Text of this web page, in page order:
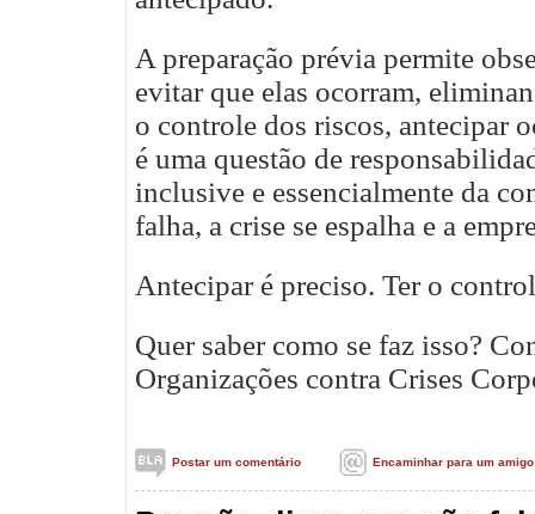
A preparação prévia permite
evitar que elas ocorram,
o controle dos riscos, antecipar
é uma questão de
inclusive e essencialmente da
falha, a crise se espalha e a
Antecipar é preciso. Ter o
Quer saber como se faz isso?
Organizações contra Crises
Postar um comentário Encaminhar para um amigo